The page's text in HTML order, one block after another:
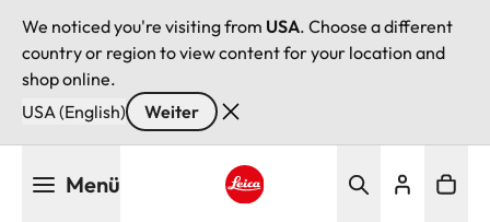
We noticed you're visiting from USA. Choose a different
country or region to view content for your location and
shop online.
USA (English)
Weiter
Menü